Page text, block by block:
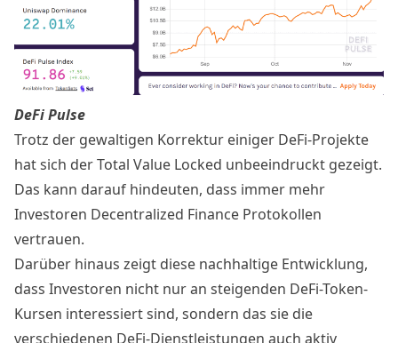
DeFi Pulse
Trotz der gewaltigen Korrektur einiger DeFi-Projekte
hat sich der Total Value Locked unbeeindruckt gezeigt.
Das kann darauf hindeuten, dass immer mehr
Investoren Decentralized Finance Protokollen
vertrauen.
Darüber hinaus zeigt diese nachhaltige Entwicklung,
dass Investoren nicht nur an steigenden DeFi-Token-
Kursen interessiert sind, sondern das sie die
verschiedenen DeFi-Dienstleistungen auch aktiv